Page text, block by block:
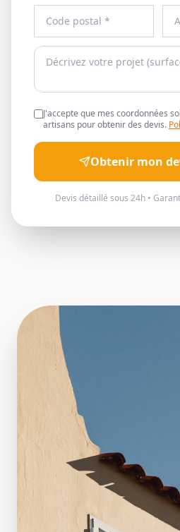
J'accepte que mes coordonnées
artisans pour obtenir des devis.
Obtenir mon
Devis détaillé sous 24h •